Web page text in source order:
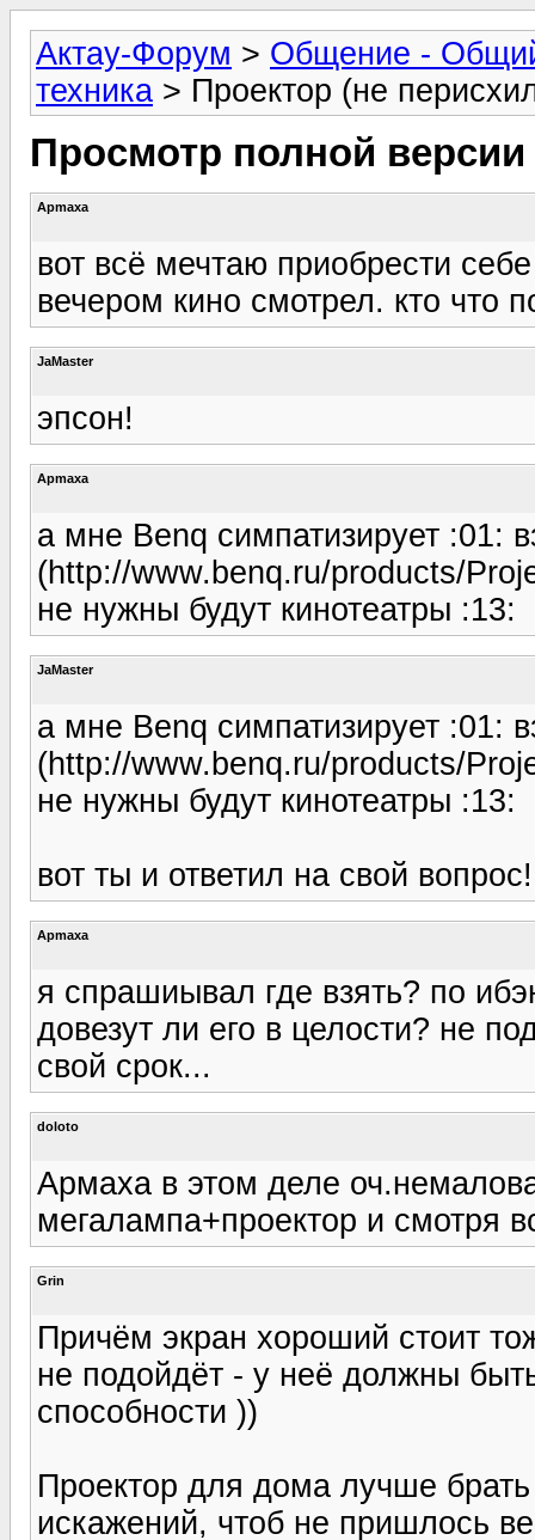
Актау-Форум > Общение -
техника > Проектор (не
Просмотр полной
Apmaxa
вот всё мечтаю приобрести
вечером кино смотрел. кто что
JaMaster
эпсон!
Apmaxa
а мне Benq симпатизирует :01:
(http://www.benq.ru/products/
не нужны будут кинотеатры :13:
JaMaster
а мне Benq симпатизирует :01:
(http://www.benq.ru/products/
не нужны будут кинотеатры :13:
вот ты и ответил на свой вопрос!
Apmaxa
я спрашиывал где взять? по
довезут ли его в целости? не
свой срок...
doloto
Армаха в этом деле
мегалампа+проектор и смотря
Grin
Причём экран хороший стоит
не подойдёт - у неё должны
способности ))
Проектор для дома лучше
искажений, чтоб не пришлось